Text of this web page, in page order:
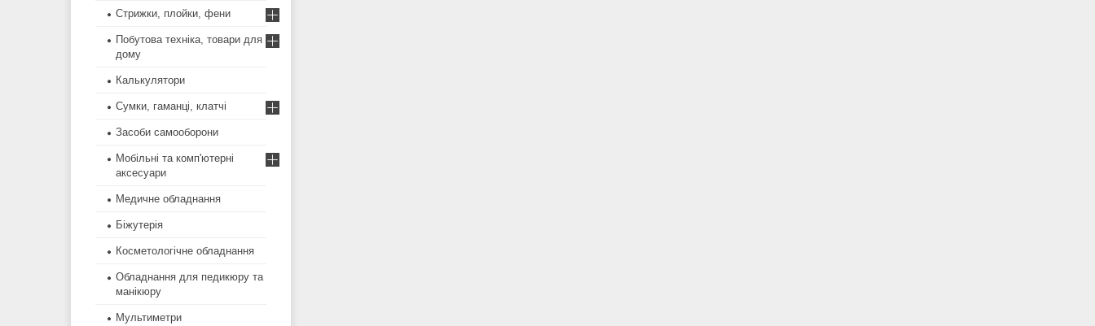
Стрижки, плойки, фени
Побутова техніка, товари для
дому
Калькулятори
Сумки, гаманці, клатчі
Засоби самооборони
Мобільні та комп'ютерні
аксесуари
Медичне обладнання
Біжутерія
Косметологічне обладнання
Обладнання для педикюру та
манікюру
Мультиметри